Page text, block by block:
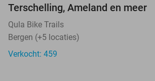
Terschelling, Ameland en meer
Qula Bike Trails
Bergen (+5 locaties)
Verkocht: 459